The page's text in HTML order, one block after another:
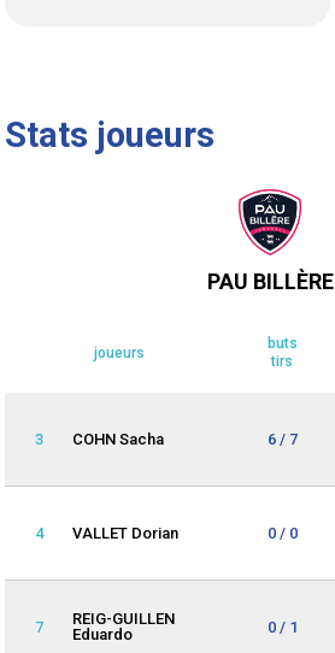
Stats joueurs
PAU BILLÈRE
joueurs
buts
tirs
3 COHN Sacha 6 / 7
4 VALLET Dorian 0 / 0
7
REIG-GUILLEN
Eduardo
0 / 1